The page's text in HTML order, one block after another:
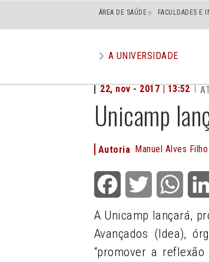
Main
superior
ÁREA DE SAÚDE FACULDADES E
menu
A UNIVERSIDADE
Unicamp
22, nov - 2017 | 13:52
Autoria Manuel Alves Filho
Facebook Twitter
A Unicamp lançará,
Avançados (Idea),
“promover a